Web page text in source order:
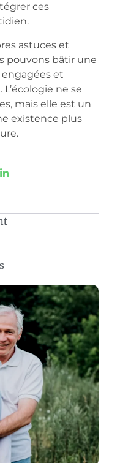
ces
astuces et
pouvons bâtir une
et
ne se
mais elle est un
existence plus